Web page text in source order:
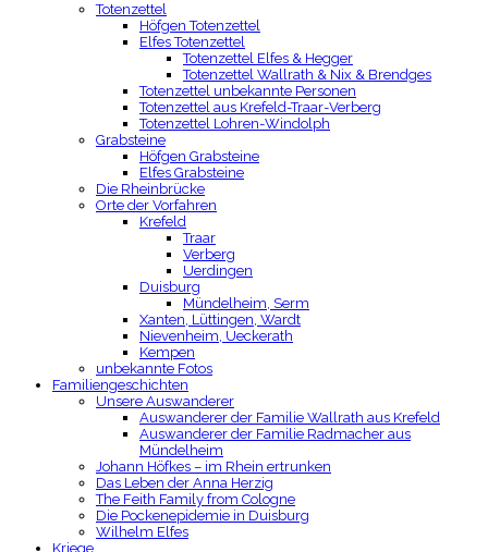
Totenzettel
Höfgen Totenzettel
Elfes Totenzettel
Totenzettel Elfes & Hegger
Totenzettel Wallrath & Nix & Brendges
Totenzettel unbekannte Personen
Totenzettel aus Krefeld-Traar-Verberg
Totenzettel Lohren-Windolph
Grabsteine
Höfgen Grabsteine
Elfes Grabsteine
Die Rheinbrücke
Orte der Vorfahren
Krefeld
Traar
Verberg
Uerdingen
Duisburg
Mündelheim, Serm
Xanten, Lüttingen, Wardt
Nievenheim, Ueckerath
Kempen
unbekannte Fotos
Familiengeschichten
Unsere Auswanderer
Auswanderer der Familie Wallrath aus Krefeld
Auswanderer der Familie Radmacher aus
Mündelheim
Johann Höfkes – im Rhein ertrunken
Das Leben der Anna Herzig
The Feith Family from Cologne
Die Pockenepidemie in Duisburg
Wilhelm Elfes
Kriege